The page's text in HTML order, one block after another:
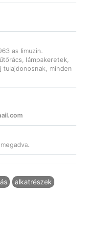
as limuzin.
lámpakeretek,
minden
alkatrészek